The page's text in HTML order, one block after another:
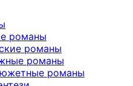
романы
романы
романы
романы